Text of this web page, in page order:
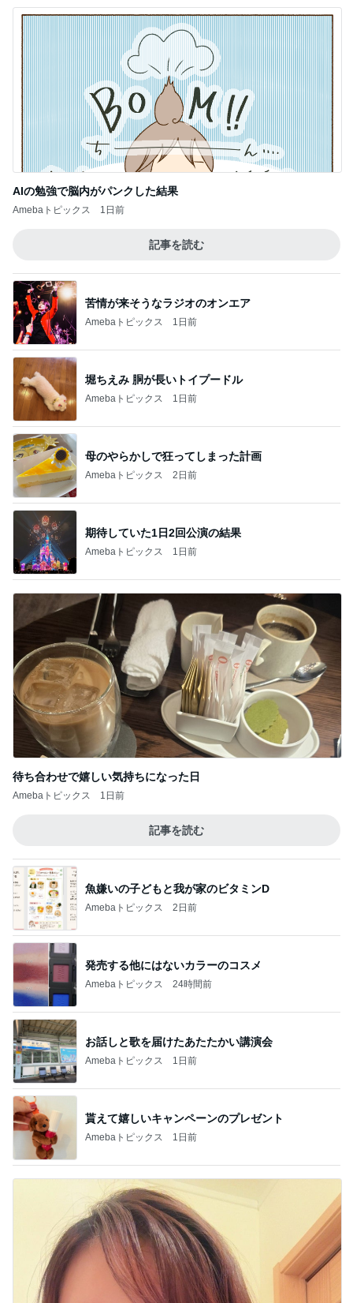
AIの勉強で脳内がパンクした結果
Amebaトピックス 1日前
記事を読む
苦情が来そうなラジオのオンエア
Amebaトピックス 1日前
堀ちえみ 胴が長いトイプードル
Amebaトピックス 1日前
母のやらかしで狂ってしまった計画
Amebaトピックス 2日前
期待していた1日2回公演の結果
Amebaトピックス 1日前
待ち合わせで嬉しい気持ちになった日
Amebaトピックス 1日前
記事を読む
魚嫌いの子どもと我が家のビタミンD
Amebaトピックス 2日前
発売する他にはないカラーのコスメ
Amebaトピックス 24時間前
お話しと歌を届けたあたたかい講演会
Amebaトピックス 1日前
貰えて嬉しいキャンペーンのプレゼント
Amebaトピックス 1日前